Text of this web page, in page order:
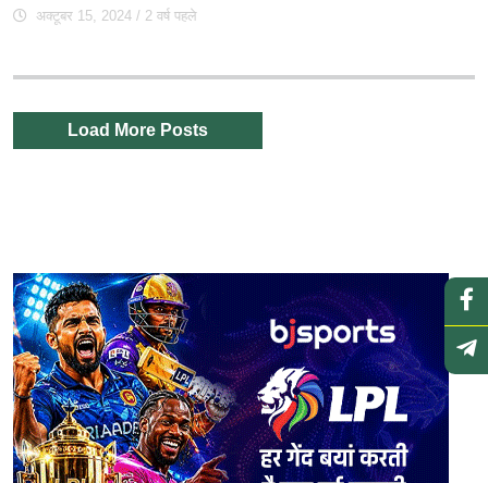
अक्टूबर 15, 2024 / 2 वर्ष पहले
Load More Posts